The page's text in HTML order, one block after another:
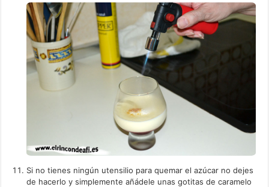
Si no tienes ningún utensilio para quemar el azúcar no dejes
de hacerlo y simplemente añádele unas gotitas de caramelo